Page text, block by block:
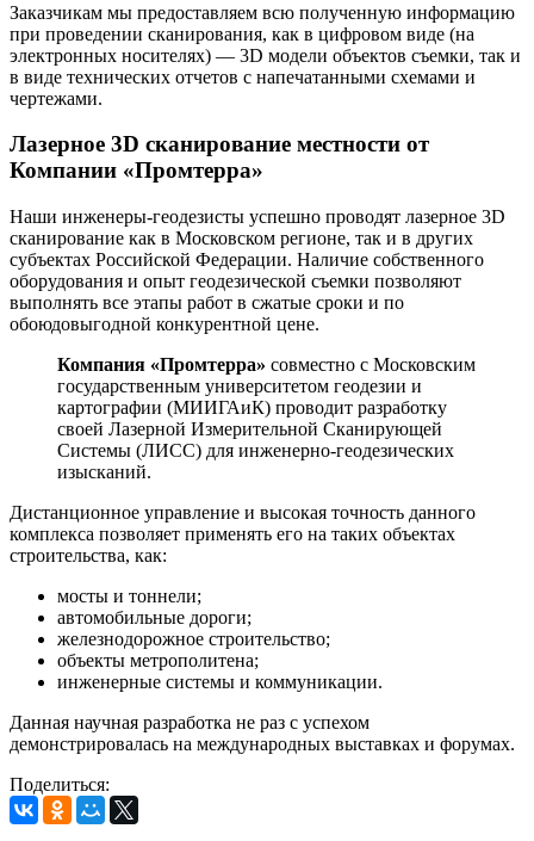
Заказчикам мы предоставляем всю полученную информацию
при проведении сканирования, как в цифровом виде (на
электронных носителях) — 3D модели объектов съемки, так и
в виде технических отчетов с напечатанными схемами и
чертежами.
Лазерное 3D сканирование местности от
Компании «Промтерра»
Наши инженеры-геодезисты успешно проводят лазерное 3D
сканирование как в Московском регионе, так и в других
субъектах Российской Федерации. Наличие собственного
оборудования и опыт геодезической съемки позволяют
выполнять все этапы работ в сжатые сроки и по
обоюдовыгодной конкурентной цене.
Компания «Промтерра» совместно с Московским
государственным университетом геодезии и
картографии (МИИГАиК) проводит разработку
своей Лазерной Измерительной Сканирующей
Системы (ЛИСС) для инженерно-геодезических
изысканий.
Дистанционное управление и высокая точность данного
комплекса позволяет применять его на таких объектах
строительства, как:
мосты и тоннели;
автомобильные дороги;
железнодорожное строительство;
объекты метрополитена;
инженерные системы и коммуникации.
Данная научная разработка не раз с успехом
демонстрировалась на международных выставках и форумах.
Поделиться: